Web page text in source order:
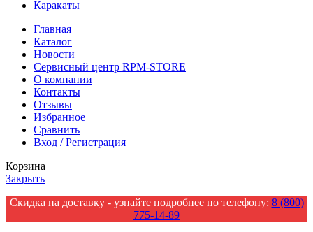
Каракаты
Главная
Каталог
Новости
Сервисный центр RPM-STORE
О компании
Контакты
Отзывы
Избранное
Сравнить
Вход / Регистрация
Корзина
Закрыть
Скидка на доставку - узнайте подробнее по телефону: 8 (800)
775-14-89